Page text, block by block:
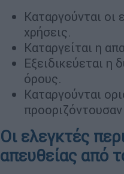
Καταργούνται οι
χρήσεις.
Καταργείται η
Εξειδικεύεται η
όρους.
Καταργούνται
προοριζόντουσαν
Οι ελεγκτές
απευθείας από